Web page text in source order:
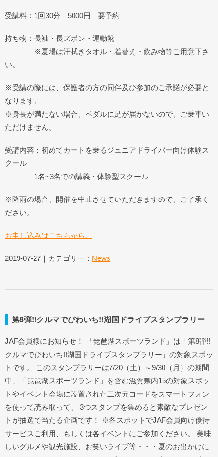
受講料：1回30分 5000円 要予約
持ち物：長袖・長ズボン・運動靴
※夏場は汗拭きタオル・着替え・飲み物等ご用意下さ
い。
※受講の際には、保護者の方の同伴及び参加のご承諾が必要と
なります。
※身長が満たない場合、ペダルに足が届かないので、ご乗車い
ただけません。
受講内容：初めてカートを乗るジュニアドライバー向け体験ス
クール
1名~3名での講義・体験型スクール
※降雨の場合、開催を中止させていただきますので、ご了承く
ださい。
お申し込みはこちらから。
2019-07-27｜カテゴリー： News
第8弾!!クルマでびわいち!!湖国ドライブスタンプラリー
JAF会員様にお知らせ！ 「琵琶湖スポーツランド」は「第8弾!!
クルマでびわいち!!湖国ドライブスタンプラリー」の対象スポッ
トです。 このスタンプラリーは7/20（土）～9/30（月）の期間
中、「琵琶湖スポーツランド」を含む滋賀県内15の対象スポッ
トやイベント会場に設置された二次元コードをスマートフォン
を使って読み取って、 3つスタンプを集めると素敵なプレゼン
トが抽選で当たる企画です！ ※各スポットでJAF会員向け優待
サービスご利用、もしくは各イベントにご参加ください。 美味
しいグルメや観光施設、お笑いライブ等・・・夏のお出かけに